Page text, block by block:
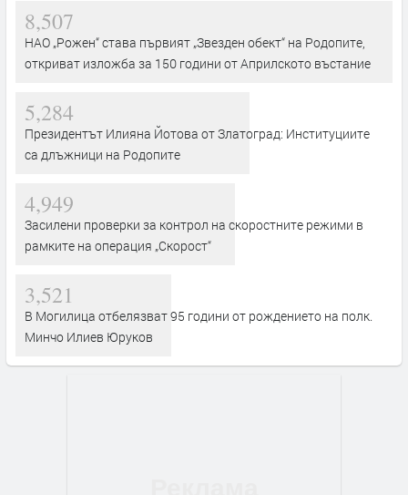
8,507
НАО „Рожен“ става първият „Звезден обект“ на Родопите,
откриват изложба за 150 години от Априлското въстание
5,284
Президентът Илияна Йотова от Златоград: Институциите
са длъжници на Родопите
4,949
Засилени проверки за контрол на скоростните режими в
рамките на операция „Скорост“
3,521
В Могилица отбелязват 95 години от рождението на полк.
Минчо Илиев Юруков